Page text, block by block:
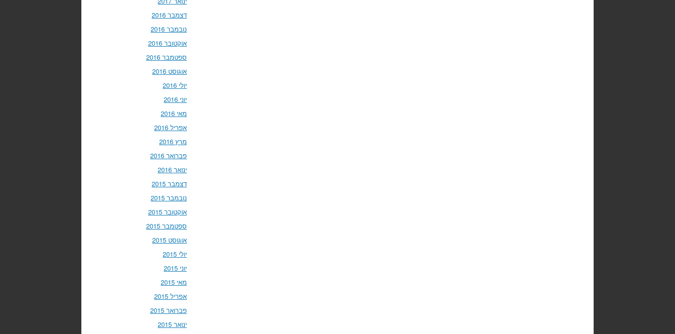
דצמבר 2016
נובמבר 2016
אוקטובר 2016
ספטמבר 2016
אוגוסט 2016
יולי 2016
יוני 2016
מאי 2016
אפריל 2016
מרץ 2016
פברואר 2016
ינואר 2016
דצמבר 2015
נובמבר 2015
אוקטובר 2015
ספטמבר 2015
אוגוסט 2015
יולי 2015
יוני 2015
מאי 2015
אפריל 2015
פברואר 2015
ינואר 2015